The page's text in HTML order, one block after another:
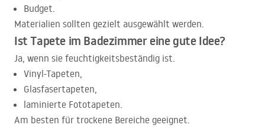
Budget.
Materialien sollten gezielt ausgewählt werden.
Ist Tapete im Badezimmer eine gute Idee?
Ja, wenn sie feuchtigkeitsbeständig ist.
Vinyl-Tapeten,
Glasfasertapeten,
laminierte Fototapeten.
Am besten für trockene Bereiche geeignet.